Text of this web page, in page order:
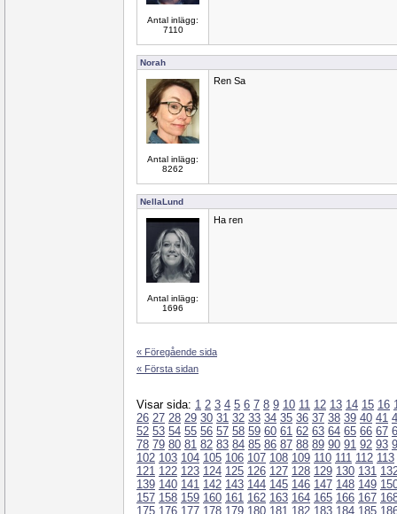
Antal inlägg:
7110
Norah
Antal inlägg:
8262
Ren Sa
NellaLund
Antal inlägg:
1696
Ha ren
« Föregående sida
« Första sidan
Visar sida: 1 2 3 4 5 6 7 8 9 10 11 12 13 14 15 16
26 27 28 29 30 31 32 33 34 35 36 37 38 39 40 41
52 53 54 55 56 57 58 59 60 61 62 63 64 65 66 67
78 79 80 81 82 83 84 85 86 87 88 89 90 91 92 93
102 103 104 105 106 107 108 109 110 111 112 113
121 122 123 124 125 126 127 128 129 130 131
139 140 141 142 143 144 145 146 147 148 149
157 158 159 160 161 162 163 164 165 166 167
175 176 177 178 179 180 181 182 183 184 185